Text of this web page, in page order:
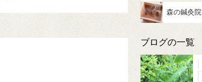
森の鍼灸院
ブログの一覧